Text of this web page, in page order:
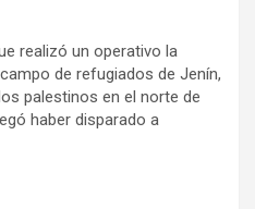
realizó un operativo la
de refugiados de Jenín,
palestinos en el norte de
haber disparado a